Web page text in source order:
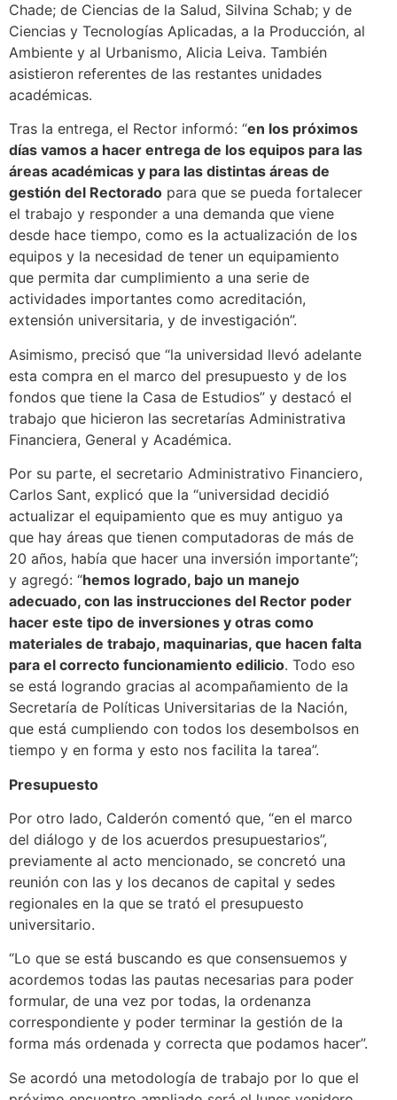
Chade; de Ciencias de la Salud, Silvina Schab; y de
Ciencias y Tecnologías Aplicadas, a la Producción, al
Ambiente y al Urbanismo, Alicia Leiva. También
asistieron referentes de las restantes unidades
académicas.
Tras la entrega, el Rector informó: “en los próximos
días vamos a hacer entrega de los equipos para las
áreas académicas y para las distintas áreas de
gestión del Rectorado para que se pueda fortalecer
el trabajo y responder a una demanda que viene
desde hace tiempo, como es la actualización de los
equipos y la necesidad de tener un equipamiento
que permita dar cumplimiento a una serie de
actividades importantes como acreditación,
extensión universitaria, y de investigación”.
Asimismo, precisó que “la universidad llevó adelante
esta compra en el marco del presupuesto y de los
fondos que tiene la Casa de Estudios” y destacó el
trabajo que hicieron las secretarías Administrativa
Financiera, General y Académica.
Por su parte, el secretario Administrativo Financiero,
Carlos Sant, explicó que la “universidad decidió
actualizar el equipamiento que es muy antiguo ya
que hay áreas que tienen computadoras de más de
20 años, había que hacer una inversión importante”;
y agregó: “hemos logrado, bajo un manejo
adecuado, con las instrucciones del Rector poder
hacer este tipo de inversiones y otras como
materiales de trabajo, maquinarias, que hacen falta
para el correcto funcionamiento edilicio. Todo eso
se está logrando gracias al acompañamiento de la
Secretaría de Políticas Universitarias de la Nación,
que está cumpliendo con todos los desembolsos en
tiempo y en forma y esto nos facilita la tarea”.
Presupuesto
Por otro lado, Calderón comentó que, “en el marco
del diálogo y de los acuerdos presupuestarios”,
previamente al acto mencionado, se concretó una
reunión con las y los decanos de capital y sedes
regionales en la que se trató el presupuesto
universitario.
“Lo que se está buscando es que consensuemos y
acordemos todas las pautas necesarias para poder
formular, de una vez por todas, la ordenanza
correspondiente y poder terminar la gestión de la
forma más ordenada y correcta que podamos hacer”.
Se acordó una metodología de trabajo por lo que el